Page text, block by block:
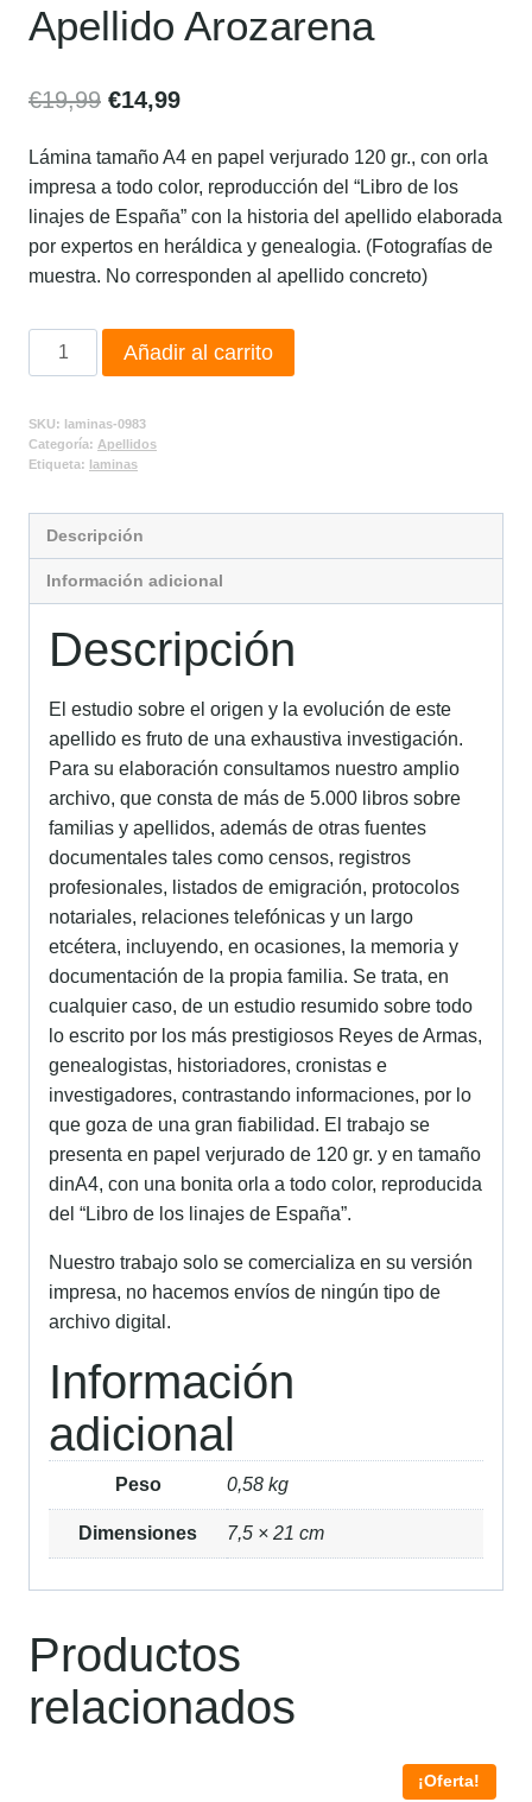
Apellido Arozarena
€19,99 €14,99
Lámina tamaño A4 en papel verjurado 120 gr., con orla
impresa a todo color, reproducción del “Libro de los
linajes de España” con la historia del apellido elaborada
por expertos en heráldica y genealogia. (Fotografías de
muestra. No corresponden al apellido concreto)
Añadir al carrito
SKU: laminas-0983
Categoría: Apellidos
Etiqueta: laminas
Descripción
Información adicional
Descripción
El estudio sobre el origen y la evolución de este
apellido es fruto de una exhaustiva investigación.
Para su elaboración consultamos nuestro amplio
archivo, que consta de más de 5.000 libros sobre
familias y apellidos, además de otras fuentes
documentales tales como censos, registros
profesionales, listados de emigración, protocolos
notariales, relaciones telefónicas y un largo
etcétera, incluyendo, en ocasiones, la memoria y
documentación de la propia familia. Se trata, en
cualquier caso, de un estudio resumido sobre todo
lo escrito por los más prestigiosos Reyes de Armas,
genealogistas, historiadores, cronistas e
investigadores, contrastando informaciones, por lo
que goza de una gran fiabilidad. El trabajo se
presenta en papel verjurado de 120 gr. y en tamaño
dinA4, con una bonita orla a todo color, reproducida
del “Libro de los linajes de España”.
Nuestro trabajo solo se comercializa en su versión
impresa, no hacemos envíos de ningún tipo de
archivo digital.
Información
adicional
Peso 0,58 kg
Dimensiones 7,5 × 21 cm
Productos
relacionados
¡Oferta!